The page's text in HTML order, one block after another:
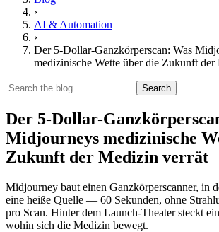
›
AI & Automation
›
Der 5-Dollar-Ganzkörperscan: Was
medizinische Wette über die Zukunft
Search
Der 5-Dollar-
Midjourneys medizinische
Zukunft der Medizin verrät
Midjourney baut einen Ganzkörperscanner, in
eine heiße Quelle — 60 Sekunden, ohne
pro Scan. Hinter dem Launch-Theater steckt
wohin sich die Medizin bewegt.